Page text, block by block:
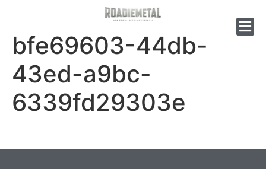
bfe69603-44db-
43ed-a9bc-
6339fd29303e